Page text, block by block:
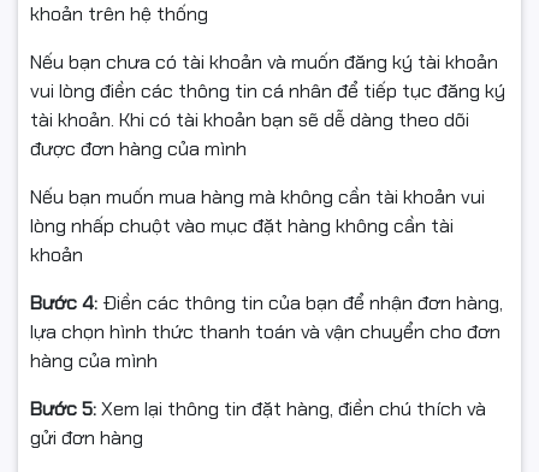
Hỗ trợ CPU Intel thế hệ 12,
13 và 14 mạnh mẽ
Bo mạch chủ sử dụng socket Intel LGA 1700 và chipset
Intel H610, hỗ trợ:
Intel Core thế hệ 12
Intel Core thế hệ 13
khoản trên hệ thống
Nếu bạn chưa có tài khoản và muốn đăng ký tài khoản
vui lòng điền các thông tin cá nhân để tiếp tục đăng ký
tài khoản. Khi có tài khoản bạn sẽ dễ dàng theo dõi
được đơn hàng của mình
Nếu bạn muốn mua hàng mà không cần tài khoản vui
lòng nhấp chuột vào mục đặt hàng không cần tài
khoản
Bước 4: Điền các thông tin của bạn để nhận đơn hàng,
lựa chọn hình thức thanh toán và vận chuyển cho đơn
hàng của mình
Bước 5:Xem lại thông tin đặt hàng, điền chú thích và
gửi đơn hàng